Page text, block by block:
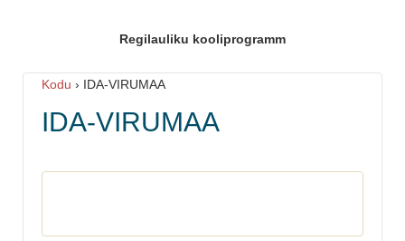
Regilauliku kooliprogramm
Kodu › IDA-VIRUMAA
IDA-VIRUMAA